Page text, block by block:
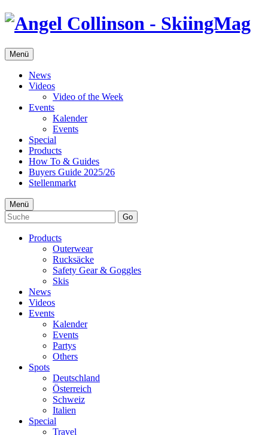
Menü
News
Videos
Video of the Week
Events
Kalender
Events
Special
Products
How To & Guides
Buyers Guide 2025/26
Stellenmarkt
Menü
Go
Products
Outerwear
Rucksäcke
Safety Gear & Goggles
Skis
News
Videos
Events
Kalender
Events
Partys
Others
Spots
Deutschland
Österreich
Schweiz
Italien
Special
Travel